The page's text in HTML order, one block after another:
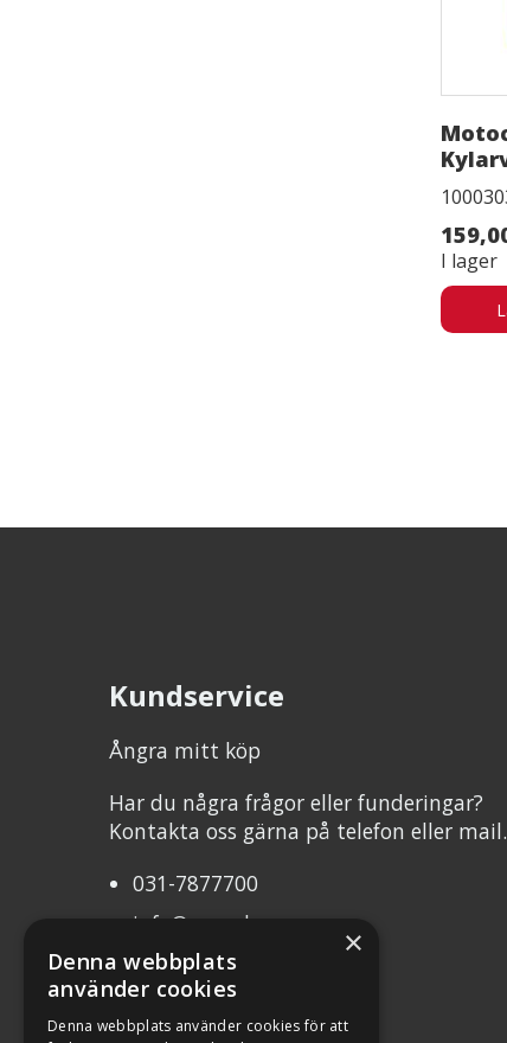
I lager
Kundservice
Ångra mitt köp
Har du några frågor eller funderingar?
Kontakta oss gärna på telefon eller mail.
031-7877700
info@mcweb.se
Mån-Tor 10.00-17.00
Fre 10.00-17.00
×
Denna webbplats
använder cookies
Denna webbplats använder cookies för att